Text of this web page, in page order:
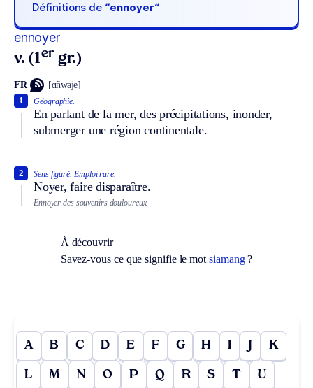
Définitions de “ennoyer“
ennoyer
v. (1er gr.)
FR [ɑ̃nwaje]
Géographie.
En parlant de la mer, des précipitations, inonder,
submerger une région continentale.
1
Sens figuré. Emploi rare.
Noyer, faire disparaître.
2
Ennoyer des souvenirs douloureux.
À découvrir
Savez-vous ce que signifie le motsiamang?
A B C D E F G H I J K
L M N O P Q R S T U